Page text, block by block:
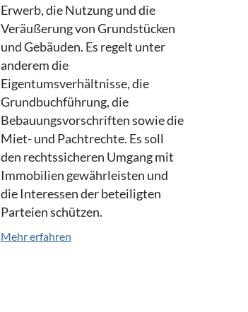
Erwerb, die Nutzung und die
Veräußerung von Grundstücken
und Gebäuden. Es regelt unter
anderem die
Eigentumsverhältnisse, die
Grundbuchführung, die
Bebauungsvorschriften sowie die
Miet- und Pachtrechte. Es soll
den rechtssicheren Umgang mit
Immobilien gewährleisten und
die Interessen der beteiligten
Parteien schützen.
Mehr erfahren